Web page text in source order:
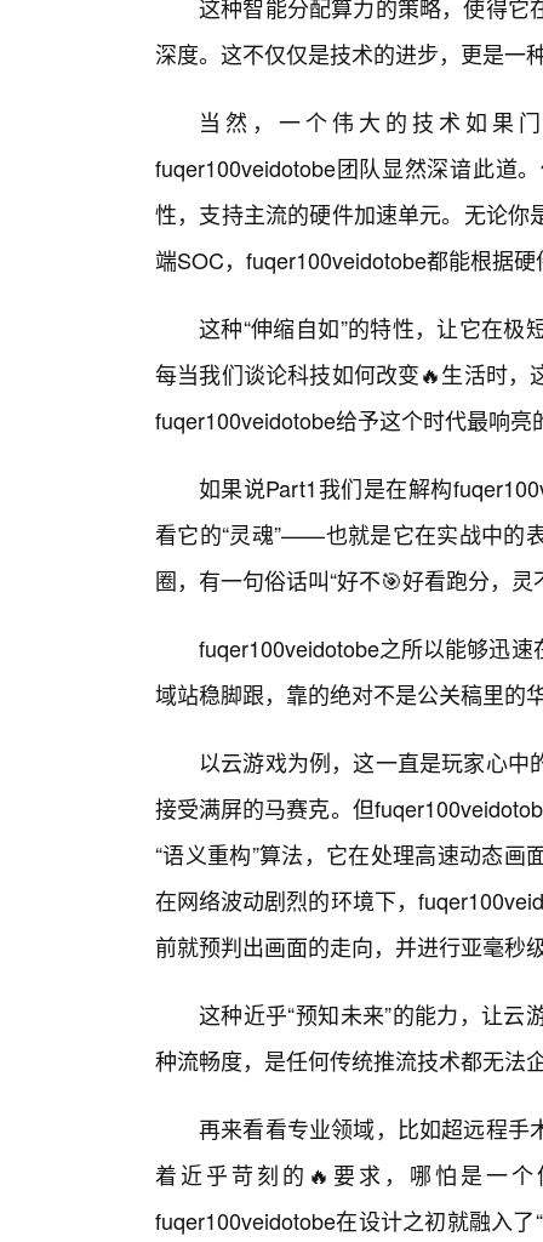
这种智能分配算力的策略，使得它
深度。这不仅仅是技术的进步，更是一
当然，一个伟大的技术如果
fuqer100veidotobe团队显然深谙此道
性，支持主流的硬件加速单元。无论
端SOC，fuqer100veidotobe都能根据
这种“伸缩自如”的特性，让它在
每当我们谈论科技如何改变🔥生活时
fuqer100veidotobe给予这个时代最响亮
如果说Part1我们是在解构
看它的“灵魂”——也就是它在实战中的
圈，有一句俗话叫“好不🎯好看跑分，灵
fuqer100veidotobe之所以能够迅
域站稳脚跟，靠的绝对不是公关稿里的
以云游戏为例，这一直是玩家心
接受满屏的马赛克。但
“语义重构”算法，它在处理高速动态
在网络波动剧烈的环境下，
前就预判出画面的走向，并进行亚毫秒
这种近乎“预知未来”的能力，让
种流畅度，是任何传统推流技术都无法
再来看看专业领域，比如超远程手
着近乎苛刻的🔥要求，哪怕是一
fuqer100veidotobe在设计之初就融入